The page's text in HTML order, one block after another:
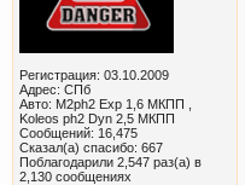
Регистрация: 03.10.2009
Адрес: СПб
Авто: M2ph2 Exp 1,6 МКПП ,
Koleos ph2 Dyn 2,5 МКПП
Сообщений: 16,475
Сказал(а) спасибо: 667
Поблагодарили 2,547 раз(а) в
2,130 сообщениях